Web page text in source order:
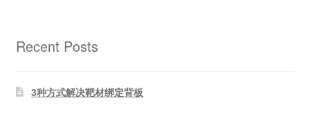
Recent Posts
3种方式解决靶材绑定背板